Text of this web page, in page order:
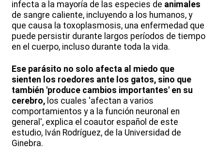
infecta a la mayoría de las especies de animales
de sangre caliente, incluyendo a los humanos, y
que causa la toxoplasmosis, una enfermedad que
puede persistir durante largos períodos de tiempo
en el cuerpo, incluso durante toda la vida.
Ese parásito no solo afecta al miedo que
sienten los roedores ante los gatos, sino que
también 'produce cambios importantes' en su
cerebro, los cuales 'afectan a varios
comportamientos y a la función neuronal en
general', explica el coautor español de este
estudio, Iván Rodríguez, de la Universidad de
Ginebra.